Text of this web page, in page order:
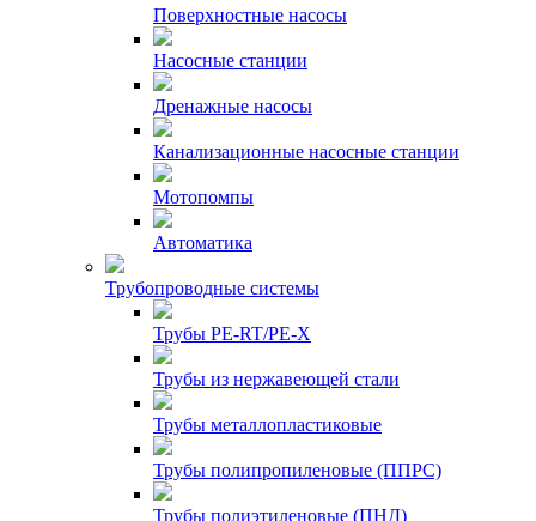
Поверхностные насосы
Насосные станции
Дренажные насосы
Канализационные насосные станции
Мотопомпы
Автоматика
Трубопроводные системы
Трубы PE-RT/PE-X
Трубы из нержавеющей стали
Трубы металлопластиковые
Трубы полипропиленовые (ППРС)
Трубы полиэтиленовые (ПНД)